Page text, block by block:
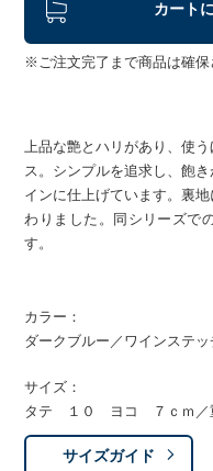
カート
※ご注文完了まで商品は確保
上品な艶とハリがあり、使
ス。シンプルを追求し、飽
インに仕上げています。裏
わりました。同シリーズで
す。
カラー：
ダークブルー／ワインステッ
サイズ：
タテ １０ ヨコ ７ｃｍ／
サイズガイド